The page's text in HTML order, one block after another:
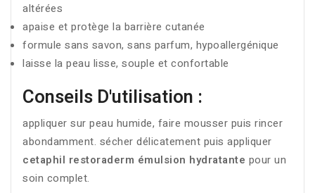
altérées
apaise et protège la barrière cutanée
formule sans savon, sans parfum, hypoallergénique
laisse la peau lisse, souple et confortable
Conseils D'utilisation :
appliquer sur peau humide, faire mousser puis rincer
abondamment. sécher délicatement puis appliquer
cetaphil restoraderm émulsion hydratante pour un
soin complet.